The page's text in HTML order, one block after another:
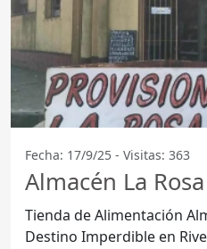
Fecha: 17/9/25 - Visitas: 363
Almacén La
Tienda de Alimentación
Destino Imperdible en Rivera Ubicada en el